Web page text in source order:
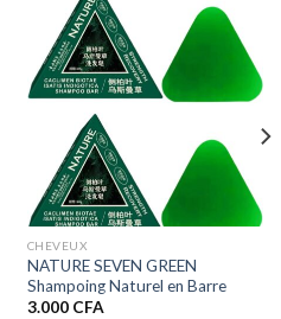
CHEVEUX
NATURE SEVEN GREEN
Shampoing Naturel en Barre
3.000 CFA